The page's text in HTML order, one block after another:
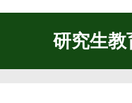
研究生教